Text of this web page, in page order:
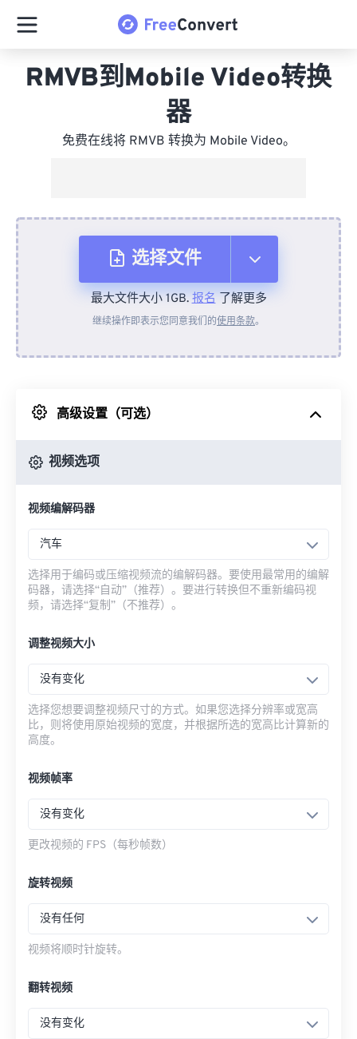
RMVB到Mobile Video转换
器
免费在线将 RMVB 转换为 Mobile Video。
选择文件
从设备
来自 Google Drive
最大文件大小 1GB.报名了解更多
继续操作即表示您同意我们的使用条款。
高级设置（可选）
视频选项
视频编解码器
汽车
选择用于编码或压缩视频流的编解码器。要使用最常用的编解
码器，请选择“自动”（推荐）。要进行转换但不重新编码视
频，请选择“复制”（不推荐）。
调整视频大小
没有变化
选择您想要调整视频尺寸的方式。如果您选择分辨率或宽高
比，则将使用原始视频的宽度，并根据所选的宽高比计算新的
高度。
视频帧率
没有变化
更改视频的 FPS（每秒帧数）
旋转视频
没有任何
视频将顺时针旋转。
翻转视频
没有变化